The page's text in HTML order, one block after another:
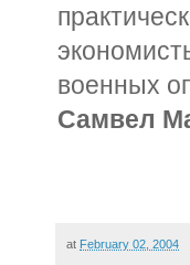
военных
Самвел
at February 02, 2004